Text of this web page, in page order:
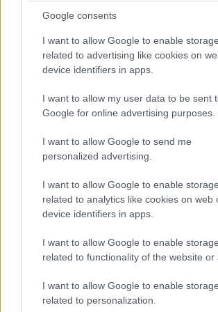
Google consents
I want to allow Google to enable storage
related to advertising like cookies on
device identifiers in apps.
I want to allow my user data to be sent
Google for online advertising purposes.
I want to allow Google to send me
personalized advertising.
I want to allow Google to enable storage
related to analytics like cookies on web
device identifiers in apps.
I want to allow Google to enable storage
related to functionality of the website or
I want to allow Google to enable storage
related to personalization.
A Sony lemond az
formátumról
Barabás Balázs |2007 augusztus 31. 14:54
A Sony bezárja online Connect
behódol az MP3-nak, valamint az
formátumoknak.
Az elektronikai eszközöket
bejelentése szerint a Connect
bezárása a piac alakulása szerint fog